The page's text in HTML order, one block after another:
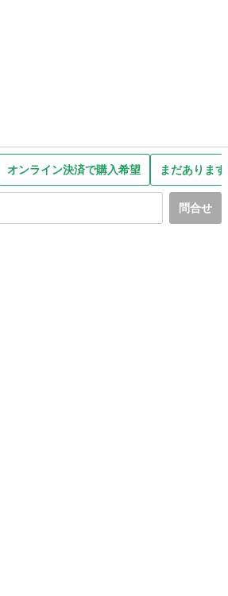
オンライン決済で購入希望 まだありま
問合せ